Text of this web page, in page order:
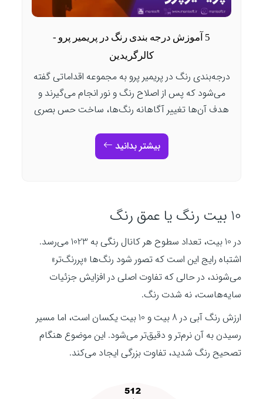
5 آموزش درجه‌ بندی‌ رنگ در پریمیر پرو -
کالرگریدین
درجه‌بندی رنگ در پریمیر پرو به مجموعه اقداماتی گفته
می‌شود که پس از اصلاح رنگ و نور انجام می‌گیرند و
هدف آن‌ها تغییر آگاهانه رنگ‌ها، ساخت حس بصری
بیشتر بدانید
10 بیت رنگ یا عمق رنگ
در 10 بیت، تعداد سطوح هر کانال رنگی به 1023 می‌رسد.
اشتباه رایج این است که تصور شود رنگ‌ها «پررنگ‌تر»
می‌شوند، در حالی که تفاوت اصلی در افزایش جزئیات
سایه‌هاست، نه شدت رنگ.
ارزش رنگ آبی در 8 بیت و 10 بیت یکسان است، اما مسیر
رسیدن به آن نرم‌تر و دقیق‌تر می‌شود. این موضوع هنگام
تصحیح رنگ شدید، تفاوت بزرگی ایجاد می‌کند.